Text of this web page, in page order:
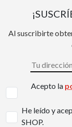
Al suscribirte
Acepto la
He leído y
SHOP.